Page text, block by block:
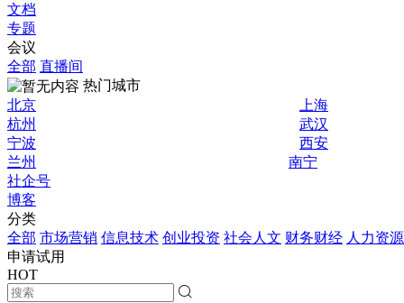
文档
专题
会议
全部 直播间
热门城市
北京
上海
杭州
武汉
宁波
西安
兰州
南宁
社企号
博客
分类
全部 市场营销 信息技术 创业投资 社会人文 财务财经 人力资源
申请试用
HOT